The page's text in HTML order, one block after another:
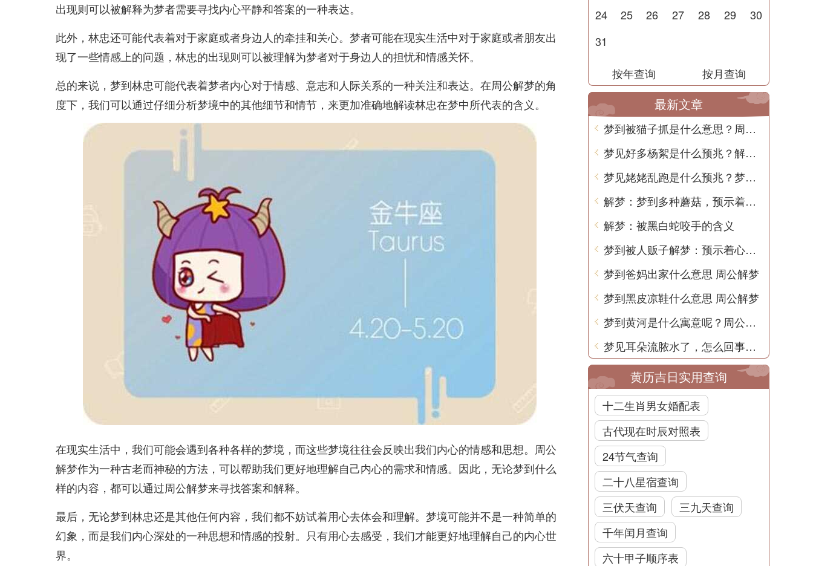
出现则可以被解释为梦者需要寻找内心平静和答案的一种表达。
此外，林忠还可能代表着对于家庭或者身边人的牵挂和关心。梦者可能在现实生活中对于家庭或者朋友出
现了一些情感上的问题，林忠的出现则可以被理解为梦者对于身边人的担忧和情感关怀。
总的来说，梦到林忠可能代表着梦者内心对于情感、意志和人际关系的一种关注和表达。在周公解梦的角
度下，我们可以通过仔细分析梦境中的其他细节和情节，来更加准确地解读林忠在梦中所代表的含义。
在现实生活中，我们可能会遇到各种各样的梦境，而这些梦境往往会反映出我们内心的情感和思想。周公
解梦作为一种古老而神秘的方法，可以帮助我们更好地理解自己内心的需求和情感。因此，无论梦到什么
样的内容，都可以通过周公解梦来寻找答案和解释。
最后，无论梦到林忠还是其他任何内容，我们都不妨试着用心去体会和理解。梦境可能并不是一种简单的
幻象，而是我们内心深处的一种思想和情感的投射。只有用心去感受，我们才能更好地理解自己的内心世
界。
24
25 26 27 28 29
30
31
按年查询 按月查询
最新文章
梦到被猫子抓是什么意思？周公解梦告诉你
梦见好多杨絮是什么预兆？解梦用中文告诉你
梦见姥姥乱跑是什么预兆？梦境解析和预示意义
解梦：梦到多种蘑菇，预示着什么？
解梦：被黑白蛇咬手的含义
梦到被人贩子解梦：预示着心理压力和恐惧的释放
梦到爸妈出家什么意思 周公解梦
梦到黑皮凉鞋什么意思 周公解梦
梦到黄河是什么寓意呢？周公解梦
梦见耳朵流脓水了，怎么回事？探寻梦境之谜
黄历吉日实用查询
十二生肖男女婚配表
古代现在时辰对照表
24节气查询
二十八星宿查询
三伏天查询
三九天查询
千年闰月查询
六十甲子顺序表